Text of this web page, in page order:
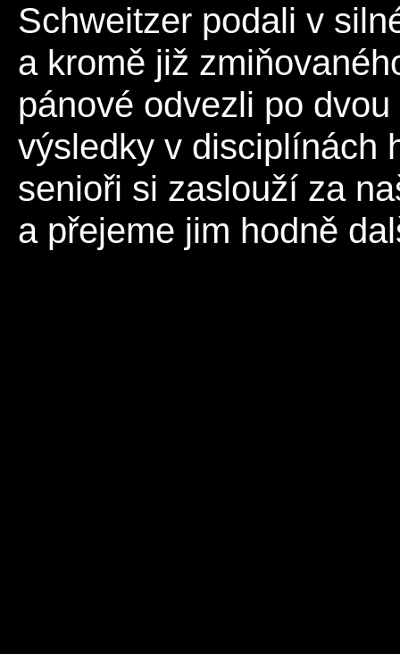
Schweitzer podali v
a kromě již
pánové odvezli po
výsledky v disciplínách
senioři si zaslouží za
a přejeme jim hodně